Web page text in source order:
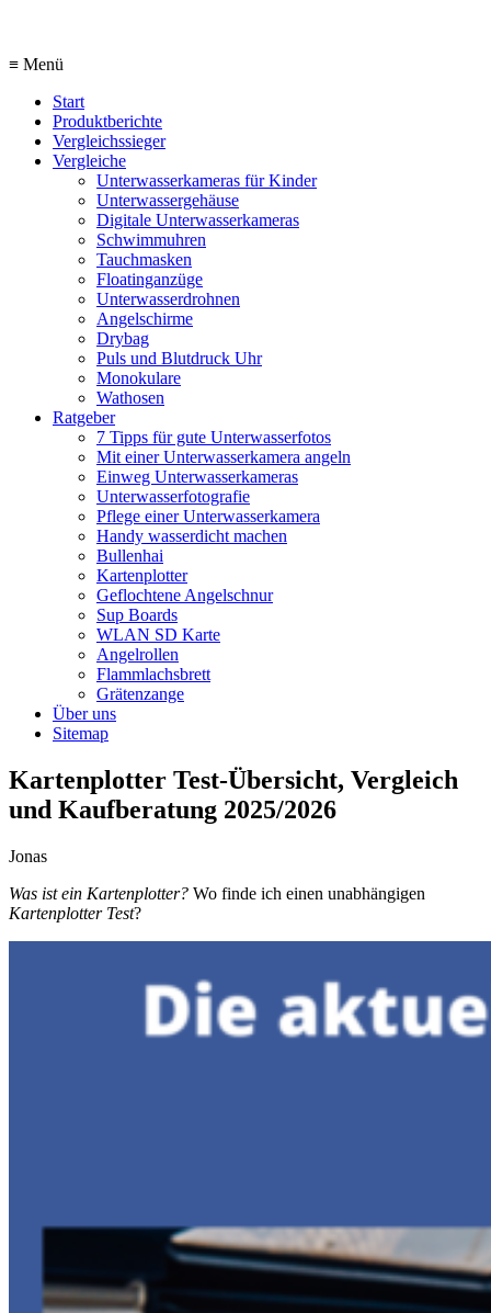
≡ Menü
Start
Produktberichte
Vergleichssieger
Vergleiche
Unterwasserkameras für Kinder
Unterwassergehäuse
Digitale Unterwasserkameras
Schwimmuhren
Tauchmasken
Floatinganzüge
Unterwasserdrohnen
Angelschirme
Drybag
Puls und Blutdruck Uhr
Monokulare
Wathosen
Ratgeber
7 Tipps für gute Unterwasserfotos
Mit einer Unterwasserkamera angeln
Einweg Unterwasserkameras
Unterwasserfotografie
Pflege einer Unterwasserkamera
Handy wasserdicht machen
Bullenhai
Kartenplotter
Geflochtene Angelschnur
Sup Boards
WLAN SD Karte
Angelrollen
Flammlachsbrett
Grätenzange
Über uns
Sitemap
Kartenplotter Test-Übersicht, Vergleich
und Kaufberatung 2025/2026
Jonas
Was ist ein Kartenplotter? Wo finde ich einen unabhängigen
Kartenplotter Test?